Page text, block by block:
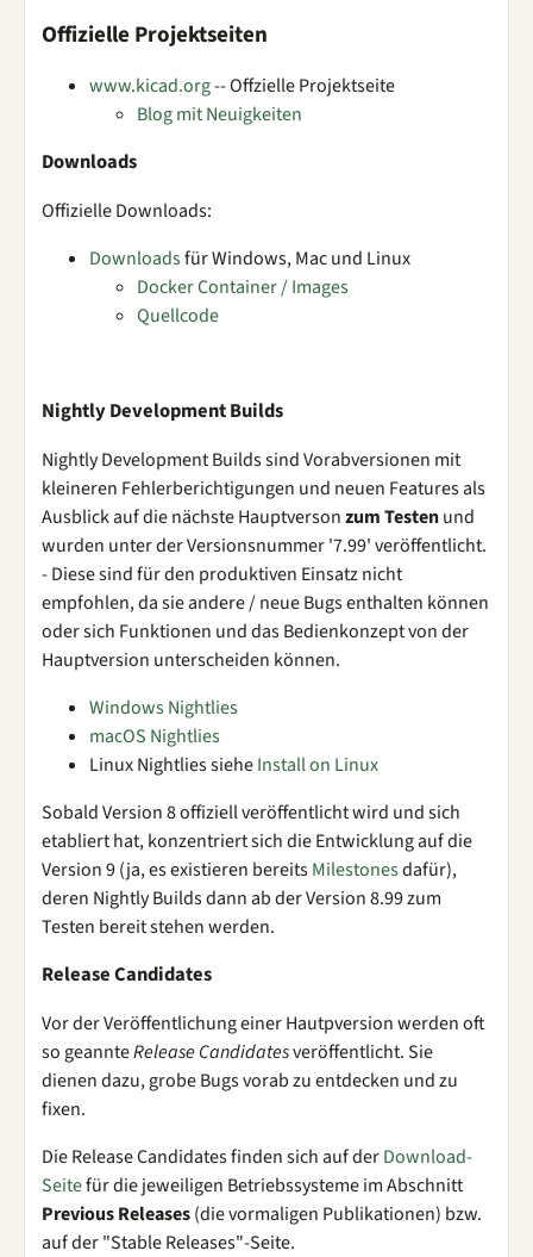
Offizielle Projektseiten
www.kicad.org-- Offzielle Projektseite
Blog mit Neuigkeiten
Downloads
Offizielle Downloads:
Downloadsfür Windows, Mac und Linux
Docker Container / Images
Quellcode
Nightly Development Builds
Nightly Development Builds sind Vorabversionen mit
kleineren Fehlerberichtigungen und neuen Features als
Ausblick auf die nächste Hauptversonzum Testenund
wurden unter der Versionsnummer '7.99' veröffentlicht.
- Diese sind für den produktiven Einsatz nicht
empfohlen, da sie andere / neue Bugs enthalten können
oder sich Funktionen und das Bedienkonzept von der
Hauptversion unterscheiden können.
Windows Nightlies
macOS Nightlies
Linux Nightlies sieheInstall on Linux
Sobald Version 8 offiziell veröffentlicht wird und sich
etabliert hat, konzentriert sich die Entwicklung auf die
Version 9 (ja, es existieren bereitsMilestonesdafür),
deren Nightly Builds dann ab der Version 8.99 zum
Testen bereit stehen werden.
Release Candidates
Vor der Veröffentlichung einer Hautpversion werden oft
so geannteRelease Candidatesveröffentlicht. Sie
dienen dazu, grobe Bugs vorab zu entdecken und zu
fixen.
Die Release Candidates finden sich auf derDownload-
Seitefür die jeweiligen Betriebssysteme im Abschnitt
Previous Releases(die vormaligen Publikationen) bzw.
auf der "Stable Releases"-Seite.